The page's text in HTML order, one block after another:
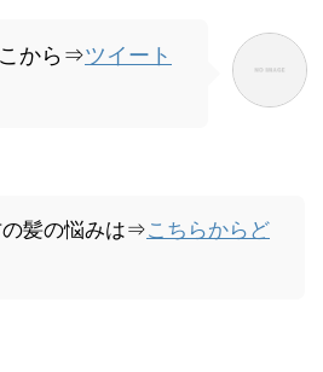
から⇒ツイート
髪の悩みは⇒こちらからど